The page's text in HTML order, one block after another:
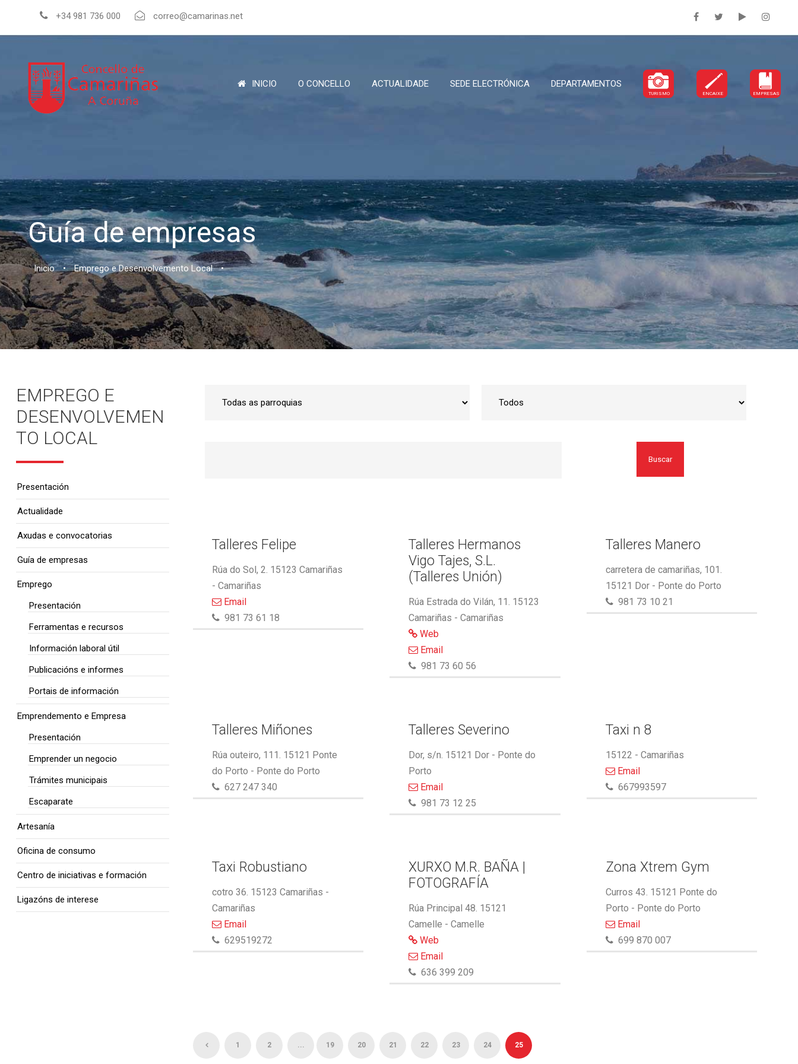
+34 981 736 000 correo@camarinas.net
INICIO O CONCELLO ACTUALIDADE SEDE ELECTRÓNICA DEPARTAMENTOS
TURISMO ENCAIXE EMPRESAS
Guía de empresas
Inicio • Emprego e Desenvolvemento Local •
Buscar
Talleres Felipe
Rúa do Sol, 2. 15123 Camariñas
- Camariñas
Email
981 73 61 18
Talleres Hermanos
Vigo Tajes, S.L.
(Talleres Unión)
Rúa Estrada do Vilán, 11. 15123
Camariñas - Camariñas
Web
Email
981 73 60 56
Talleres Manero
carretera de camariñas, 101.
15121 Dor - Ponte do Porto
981 73 10 21
Talleres Miñones
Rúa outeiro, 111. 15121 Ponte
do Porto - Ponte do Porto
627 247 340
Talleres Severino
Dor, s/n. 15121 Dor - Ponte do
Porto
Email
981 73 12 25
Taxi n 8
15122 - Camariñas
Email
667993597
Taxi Robustiano
cotro 36. 15123 Camariñas -
Camariñas
Email
629519272
XURXO M.R. BAÑA |
FOTOGRAFÍA
Rúa Principal 48. 15121
Camelle - Camelle
Web
Email
636 399 209
Zona Xtrem Gym
Curros 43. 15121 Ponte do
Porto - Ponte do Porto
Email
699 870 007
1 2 ... 19 20 21 22 23 24 25
EMPREGO E
DESENVOLVEMEN
TO LOCAL
Presentación
Actualidade
Axudas e convocatorias
Guía de empresas
Emprego
Presentación
Ferramentas e recursos
Información laboral útil
Publicacións e informes
Portais de información
Emprendemento e Empresa
Presentación
Emprender un negocio
Trámites municipais
Escaparate
Artesanía
Oficina de consumo
Centro de iniciativas e formación
Ligazóns de interese